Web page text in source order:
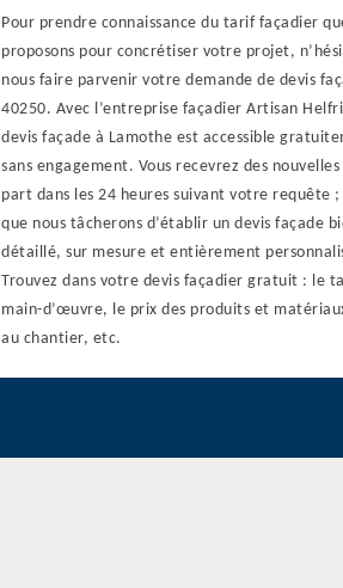
Pour prendre connaissance du tarif façadier
proposons pour concrétiser votre projet,
nous faire parvenir votre demande de devis
40250. Avec l’entreprise façadier Artisan
devis façade à Lamothe est accessible
sans engagement. Vous recevrez des
part dans les 24 heures suivant votre requête ;
que nous tâcherons d’établir un devis façade
détaillé, sur mesure et entièrement
Trouvez dans votre devis façadier gratuit : le
main-d’œuvre, le prix des produits et
au chantier, etc.